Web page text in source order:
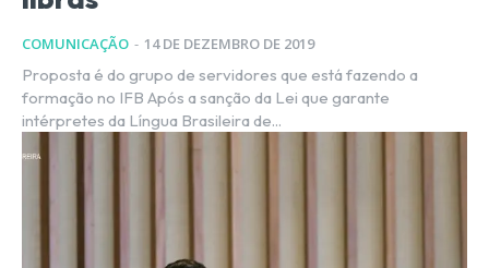
COMUNICAÇÃO - 14 DE DEZEMBRO DE 2019
Proposta é do grupo de servidores que está fazendo a
formação no IFB Após a sanção da Lei que garante
intérpretes da Língua Brasileira de...